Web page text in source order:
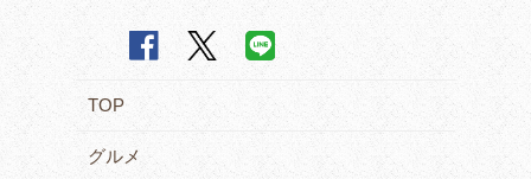
TOP
グルメ